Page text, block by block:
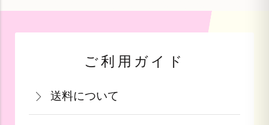
ご利用ガイド
送料について
関西・中国・四国・九州：770円(税込)